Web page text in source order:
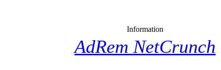
Information
AdRem NetCrunch